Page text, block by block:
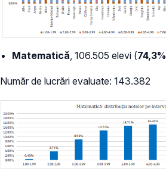
Matematică, 106.505 elevi (74,3%
Număr de lucrări evaluate: 143.382